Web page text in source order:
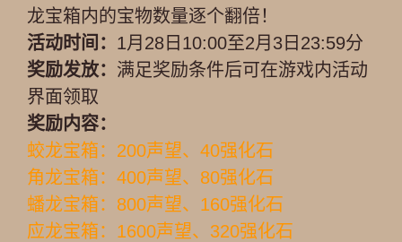
龙宝箱内的宝物数量逐个翻倍！
活动时间： 1月28日10:00至2月3日23:59分
奖励发放： 满足奖励条件后可在游戏内活动
界面领取
奖励内容：
蛟龙宝箱：200声望、40强化石
角龙宝箱：400声望、80强化石
蟠龙宝箱：800声望、160强化石
应龙宝箱：1600声望、320强化石